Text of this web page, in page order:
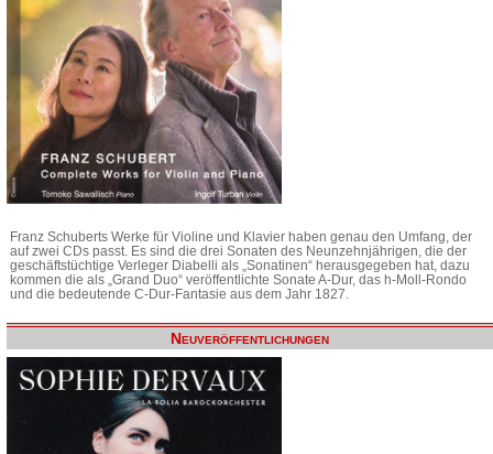
Franz Schuberts Werke für Violine und Klavier haben genau den Umfang, der
auf zwei CDs passt. Es sind die drei Sonaten des Neunzehnjährigen, die der
geschäftstüchtige Verleger Diabelli als „Sonatinen“ herausgegeben hat, dazu
kommen die als „Grand Duo“ veröffentlichte Sonate A-Dur, das h-Moll-Rondo
und die bedeutende C-Dur-Fantasie aus dem Jahr 1827.
Neuveröffentlichungen